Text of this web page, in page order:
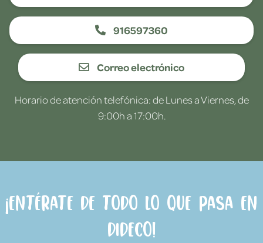
916597360
Correo electrónico
Horario de atención telefónica: de Lunes a Viernes, de
9:00h a 17:00h.
¡Entérate de todo lo que pasa en
Dideco!